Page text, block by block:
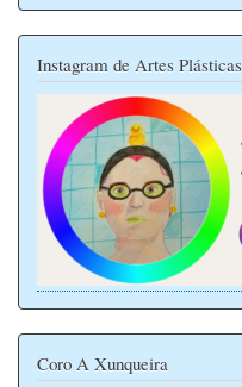
Instagram de Artes Plásticas
Coro A Xunqueira